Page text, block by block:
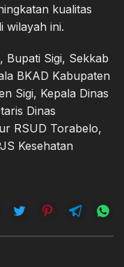
kualitas
wilayah ini.
Bupati Sigi, Sekkab
BKAD Kabupaten
Sigi, Kepala Dinas
Dinas
RSUD Torabelo,
Kesehatan